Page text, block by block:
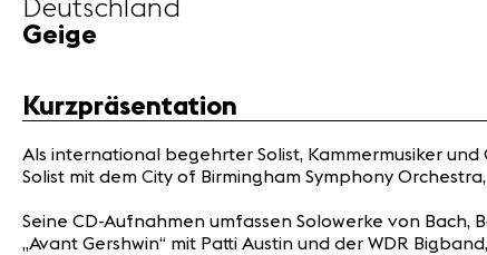
Deutschland
Geige
Kurzpräsentation
Als international begehrter Solist, Kammermusiker
Solist mit dem City of Birmingham Symphony
Seine CD-Aufnahmen umfassen Solowerke von Bach,
„Avant Gershwin“ mit Patti Austin und der WDR